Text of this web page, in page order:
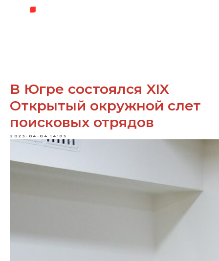
В Югре состоялся XIX
Открытый окружной слет
поисковых отрядов
2023-04-04 14:03